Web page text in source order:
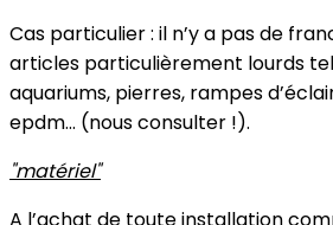
Cas particulier : il n’y a pas de
articles particulièrement lourds
aquariums, pierres, rampes
epdm... (nous consulter !).
"matériel"
A l’achat de toute installation